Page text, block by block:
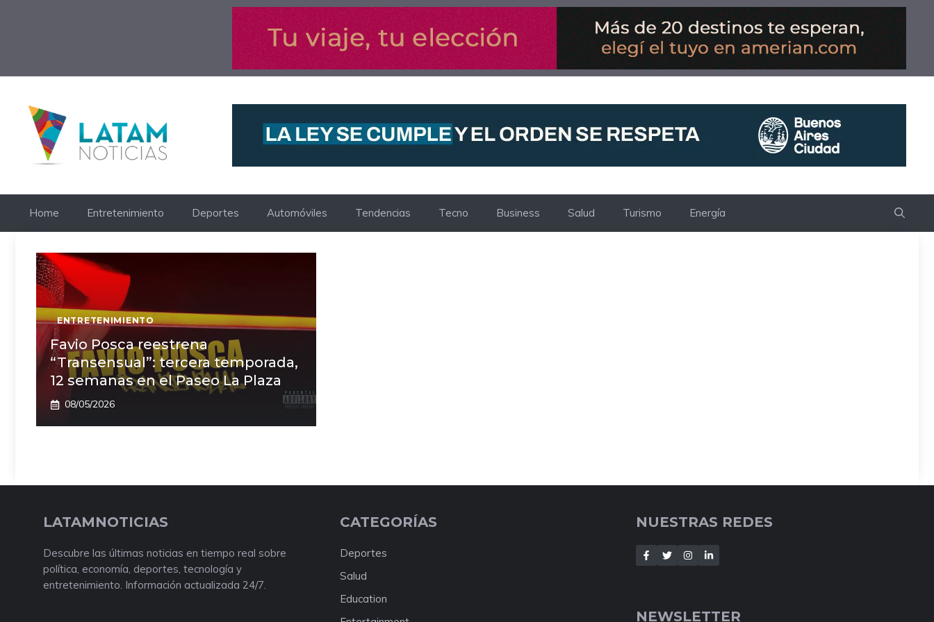
Home Entretenimiento Deportes Automóviles Tendencias Tecno Business Salud Turismo Energía
ENTRETENIMIENTO
Favio Posca reestrena
“Transensual”: tercera temporada,
12 semanas en el Paseo La Plaza
08/05/2026
LATAMNOTICIAS
Descubre las últimas noticias en tiempo real sobre
política, economía, deportes, tecnología y
entretenimiento. Información actualizada 24/7.
CATEGORÍAS
Deportes
Salud
Education
NUESTRAS REDES
NEWSLETTER